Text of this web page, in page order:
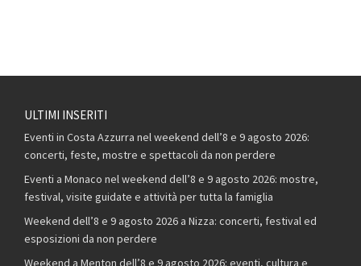
ULTIMI INSERITI
Eventi in Costa Azzurra nel weekend dell’8 e 9 agosto 2026:
concerti, feste, mostre e spettacoli da non perdere
Eventi a Monaco nel weekend dell’8 e 9 agosto 2026: mostre,
festival, visite guidate e attività per tutta la famiglia
Weekend dell’8 e 9 agosto 2026 a Nizza: concerti, festival ed
esposizioni da non perdere
Weekend a Menton dell’8 e 9 agosto 2026: eventi, cultura e